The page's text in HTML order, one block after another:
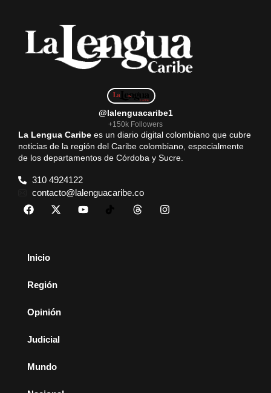
@lalenguacaribe1
+150k Followers
La Lengua Caribe es un diario digital colombiano que cubre
noticias de la región del Caribe colombiano, especialmente
de los departamentos de Córdoba y Sucre.
310 4924122
contacto@lalenguacaribe.co
Inicio
Región
Opinión
Judicial
Mundo